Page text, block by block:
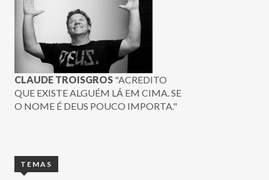
CLAUDE TROISGROS "ACREDITO
QUE EXISTE ALGUÉM LÁ EM CIMA. SE
O NOME É DEUS POUCO IMPORTA."
TEMAS